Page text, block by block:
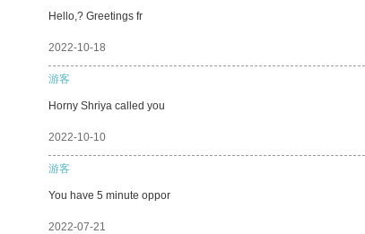
Hello,? Greetings fr
2022-10-18
游客
Horny Shriya called you
2022-10-10
游客
You have 5 minute oppor
2022-07-21